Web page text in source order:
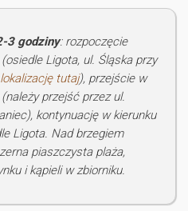
3 godziny: rozpoczęcie
Ligota, ul. Śląska przy
tutaj), przejście w
przejść przez ul.
kontynuację w kierunku
Ligota. Nad brzegiem
piaszczysta plaża,
i kąpieli w zbiorniku.